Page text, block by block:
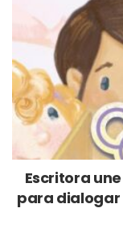
Escritora
para dialogar